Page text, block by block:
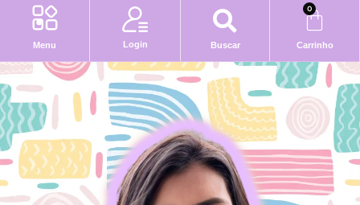
Menu Login Buscar
0
Carrinho